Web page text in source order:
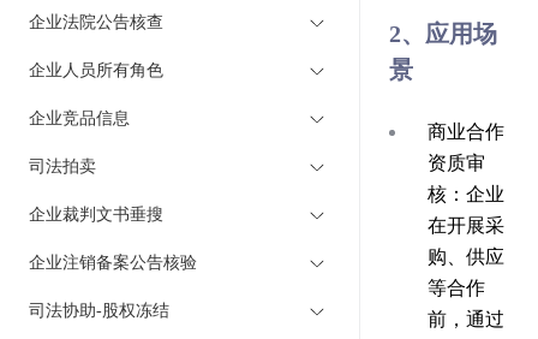
企业法院公告核查
企业人员所有角色
企业竞品信息
司法拍卖
企业裁判文书垂搜
企业注销备案公告核验
司法协助-股权冻结
2、应用场
景
商业合作
资质审
核 ：企业
在开展采
购、供应
等合作
前，通过